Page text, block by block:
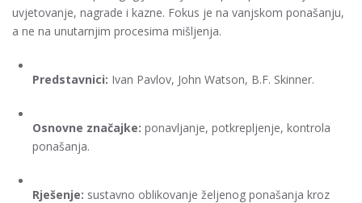
uvjetovanje, nagrade i kazne. Fokus je na vanjskom ponašanju,
a ne na unutarnjim procesima mišljenja.
Predstavnici: Ivan Pavlov, John Watson, B.F. Skinner.
Osnovne značajke: ponavljanje, potkrepljenje, kontrola
ponašanja.
Rješenje: sustavno oblikovanje željenog ponašanja kroz